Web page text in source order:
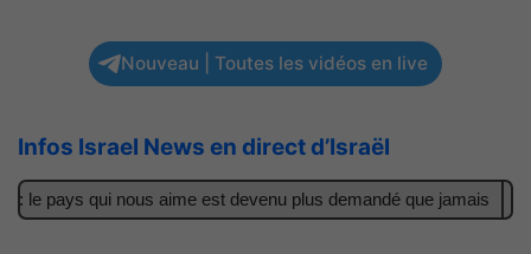
Nouveau | Toutes les vidéos en live
Infos Israel News en direct d’Israël
pays qui nous aime est devenu plus demandé que jamais